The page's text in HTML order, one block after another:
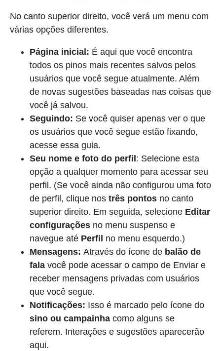
No canto superior direito, você verá um menu com
várias opções diferentes.
Página inicial: É aqui que você encontra
todos os pinos mais recentes salvos pelos
usuários que você segue atualmente. Além
de novas sugestões baseadas nas coisas que
você já salvou.
Seguindo: Se você quiser apenas ver o que
os usuários que você segue estão fixando,
acesse essa guia.
Seu nome e foto do perfil: Selecione esta
opção a qualquer momento para acessar seu
perfil. (Se você ainda não configurou uma foto
de perfil, clique nos três pontos no canto
superior direito. Em seguida, selecione Editar
configurações no menu suspenso e
navegue até Perfil no menu esquerdo.)
Mensagens: Através do ícone de balão de
fala você pode acessar o campo de Enviar e
receber mensagens privadas com usuários
que você segue.
Notificações: Isso é marcado pelo ícone do
sino ou campainha como alguns se
referem. Interações e sugestões aparecerão
aqui.